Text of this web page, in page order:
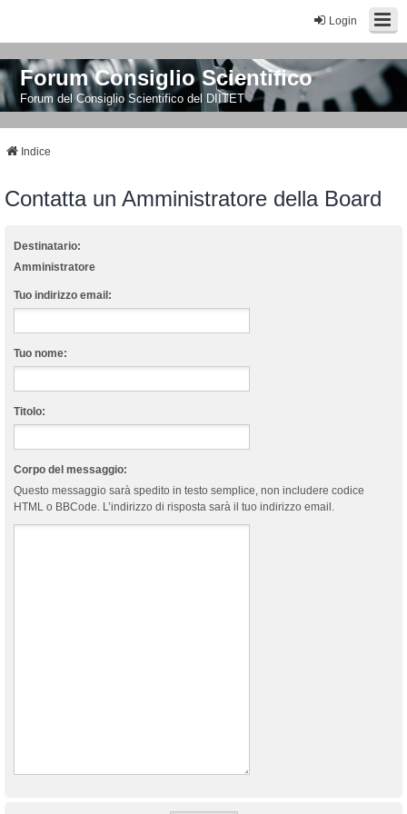
Login
Forum Consiglio Scientifico
Forum del Consiglio Scientifico del DIITET
Indice
Contatta un Amministratore della Board
Destinatario:
Amministratore
Tuo indirizzo email:
Tuo nome:
Titolo:
Corpo del messaggio:
Questo messaggio sarà spedito in testo semplice, non includere codice
HTML o BBCode. L’indirizzo di risposta sarà il tuo indirizzo email.